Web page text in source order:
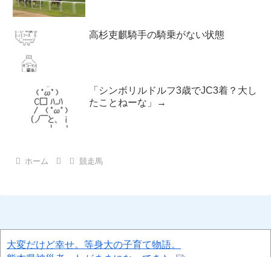
高杉吏麒騎手の騎乗がない状態
「シンボリルドルフ3歳でJC3着？大し
たことねーな」→
ホーム 競走馬
大変だけど幸せ。等身大の子育て物語。